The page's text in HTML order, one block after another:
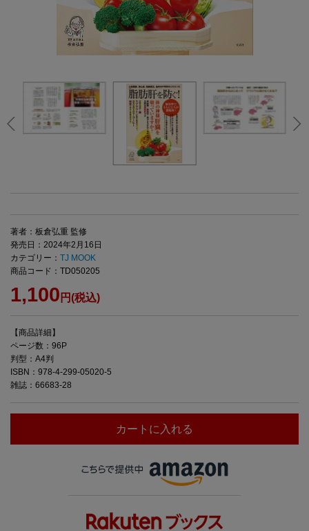
著者：板倉弘重 監修
発売日：2024年2月16日
カテゴリー： TJ MOOK
商品コード：TD050205
1,100 円(税込)
【商品詳細】
ページ数：96P
判型：A4判
ISBN：978-4-299-05020-5
雑誌：66683-28
カートに入れる